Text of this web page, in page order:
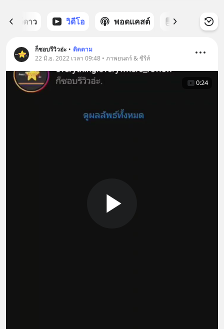
ต์ที่ได้ดาว วิดีโอ พอดแคสต์
ก็ชอบรีวิวอ่ะ • ติดตาม
22 มิ.ย. 2022 เวลา 09:48 • ภาพยนตร์ & ซีรีส์
0:24